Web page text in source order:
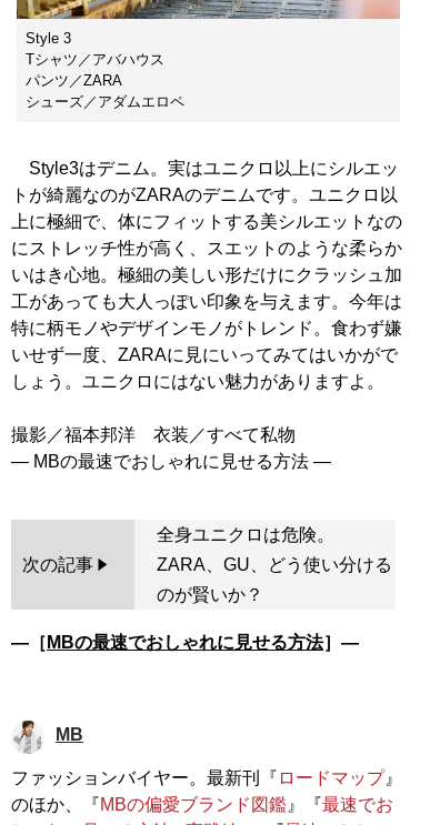
Style 3
Tシャツ／アバハウス
パンツ／ZARA
シューズ／アダムエロペ
Style3はデニム。実はユニクロ以上にシルエッ
トが綺麗なのがZARAのデニムです。ユニクロ以
上に極細で、体にフィットする美シルエットなの
にストレッチ性が高く、スエットのような柔らか
いはき心地。極細の美しい形だけにクラッシュ加
工があっても大人っぽい印象を与えます。今年は
特に柄モノやデザインモノがトレンド。食わず嫌
いせず一度、ZARAに見にいってみてはいかがで
しょう。ユニクロにはない魅力がありますよ。
撮影／福本邦洋 衣装／すべて私物
次の記事
全身ユニクロは危険。
ZARA、GU、どう使い分ける
のが賢いか？
―［ MBの最速でおしゃれに見せる方法］―
MB
ファッションバイヤー。最新刊『 ロードマップ』
のほか、『MBの偏愛ブランド図鑑 』『最速でお